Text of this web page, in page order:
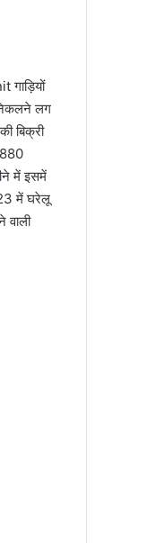
गाड़ियों
लग
बिक्री
में इसमें
में घरेलू
वाली